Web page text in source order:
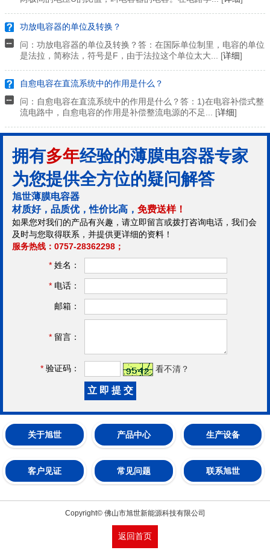
功放电容器的单位及转换？
问：功放电容器的单位及转换？答：在国际单位制里，电容的单位
是法拉，简称法，符号是F，由于法拉这个单位太大... [详细]
自愈电容在直流系统中的作用是什么？
问：自愈电容在直流系统中的作用是什么？答：1)在电容补偿式整
流电路中，自愈电容的作用是补偿整流电源的不足... [详细]
拥有多年经验的薄膜电容器专家
为您提供全方位的疑问解答
旭世薄膜电容器
材质好，品质优，性价比高， 免费送样！
如果您对我们的产品有兴趣，请立即留言或拨打咨询电话，我们会
及时与您取得联系，并提供更详细的资料！
服务热线：0757-28362298；
* 姓名：
* 电话：
邮箱：
* 留言：
* 验证码： 看不清？
关于旭世 产品中心 生产设备
客户见证 常见问题 联系旭世
Copyright© 佛山市旭世新能源科技有限公司
返回首页